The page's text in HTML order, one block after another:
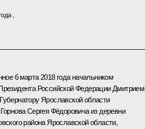
6 марта 2018 года начальником
Российской Федерации Дмитрием
Ярославской области
Сергея Фёдоровича из деревни
района Ярославской области,